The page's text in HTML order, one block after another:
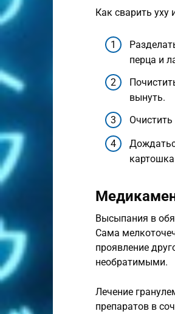
Как сварить уху
перца и
вынуть.
Высыпания в
Сама
проявление
необратимыми.
Лечение
препаратов в